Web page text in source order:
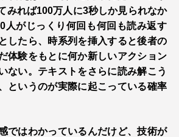
みれば100万人に3秒しか見られなか
人がじっくり何回も何回も読み返す
したら、時系列を挿入すると後者の
体験をもとに何か新しいアクション
ない。テキストをさらに読み解こう
というのが実際に起こっている確率
ではわかっているんだけど、技術が